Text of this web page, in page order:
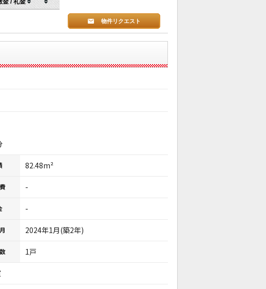
金 / 礼金
物件リクエスト
82.48m²
-
-
2024年1月(築2年)
1戸